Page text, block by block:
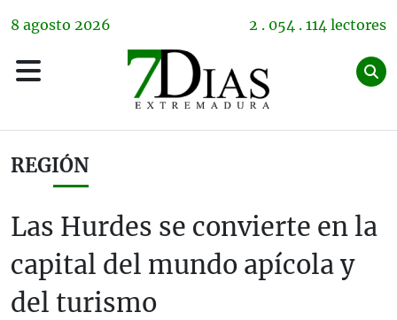
8 agosto 2026 2 . 054 . 114 lectores
REGIÓN
Las Hurdes se convierte en la
capital del mundo apícola y
del turismo